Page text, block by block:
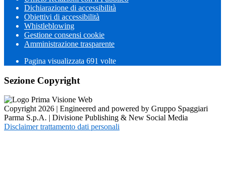
Dichiarazione di accessibilità
Obiettivi di accessibilità
Whistleblowing
Gestione consensi cookie
Amministrazione trasparente
Pagina visualizzata 691 volte
Sezione Copyright
Copyright 2026 | Engineered and powered by Gruppo Spaggiari
Parma S.p.A. | Divisione Publishing & New Social Media
Disclaimer trattamento dati personali